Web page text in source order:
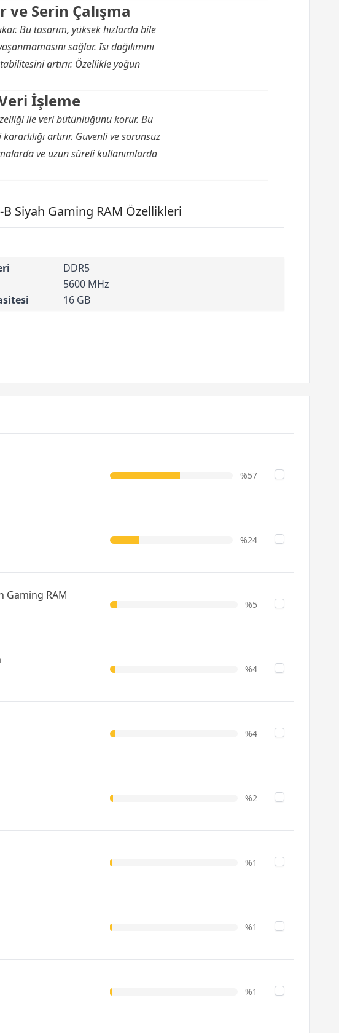
Serin Çalışma
Bu tasarım, yüksek hızlarda bile
sağlar. Isı dağılımını
artırır. Özellikle yoğun
İşleme
ile veri bütünlüğünü korur. Bu
artırır. Güvenli ve sorunsuz
ve uzun süreli kullanımlarda
B Siyah Gaming RAM Özellikleri
DDR5
5600 MHz
16 GB
%57
%24
Gaming RAM
%5
%4
%4
%2
%1
%1
%1